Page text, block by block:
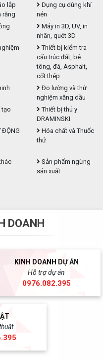
lắp
răng
Dụng cụ dùng khí
nén
Máy in 3D, UV, in
nhãn, quét 3D
Thiết bị kiểm tra
cấu trúc đất, bê
tông, đá, Asphalt,
cốt thép
Đo lường và thử
nghiệm xăng dầu
tạo
Thiết bị thú y
DRAMINSKI
ĐỘNG
Hóa chất và Thuốc
thử
Sản phẩm ngừng
sản xuất
DOANH
KINH DOANH DỰ ÁN
Hỗ trợ dự án
0976.082.395